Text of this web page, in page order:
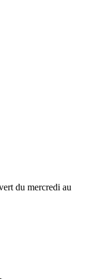
du mercredi au